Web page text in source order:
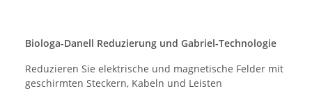
Biologa-Danell Reduzierung und Gabriel-Technologie
Reduzieren Sie elektrische und magnetische Felder mit
geschirmten Steckern, Kabeln und Leisten